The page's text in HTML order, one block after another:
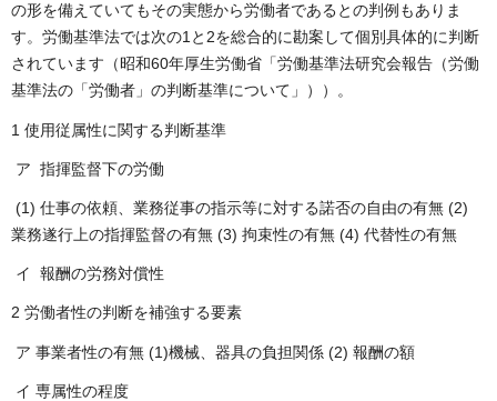
の形を備えていてもその実態から労働者であるとの判例もありま
す。労働基準法では次の1と2を総合的に勘案して個別具体的に判断
されています（昭和60年厚生労働省「労働基準法研究会報告（労働
基準法の「労働者」の判断基準について」））。
1 使用従属性に関する判断基準
ア 指揮監督下の労働
(1) 仕事の依頼、業務従事の指示等に対する諾否の自由の有無 (2)
業務遂行上の指揮監督の有無 (3) 拘束性の有無 (4) 代替性の有無
イ 報酬の労務対償性
2 労働者性の判断を補強する要素
ア 事業者性の有無 (1)機械、器具の負担関係 (2) 報酬の額
イ 専属性の程度